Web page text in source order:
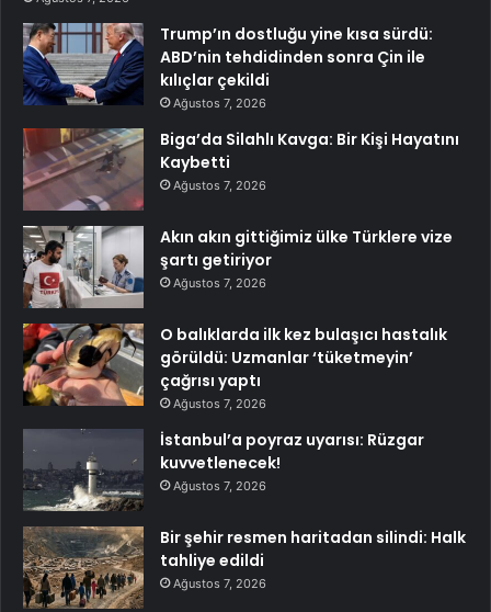
Trump’ın dostluğu yine kısa sürdü:
ABD’nin tehdidinden sonra Çin ile
kılıçlar çekildi
Ağustos 7, 2026
Biga’da Silahlı Kavga: Bir Kişi Hayatını
Kaybetti
Ağustos 7, 2026
Akın akın gittiğimiz ülke Türklere vize
şartı getiriyor
Ağustos 7, 2026
O balıklarda ilk kez bulaşıcı hastalık
görüldü: Uzmanlar ‘tüketmeyin’
çağrısı yaptı
Ağustos 7, 2026
İstanbul’a poyraz uyarısı: Rüzgar
kuvvetlenecek!
Ağustos 7, 2026
Bir şehir resmen haritadan silindi: Halk
tahliye edildi
Ağustos 7, 2026